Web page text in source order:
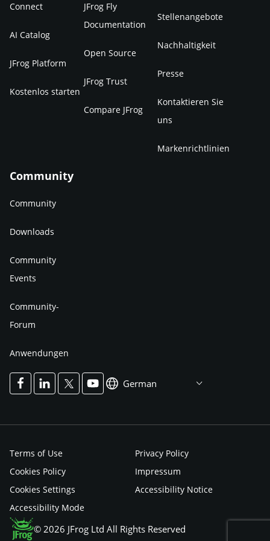
Connect
AI Catalog
JFrog Platform
Kostenlos starten
JFrog Fly
Documentation
Open Source
JFrog Trust
Compare JFrog
Stellenangebote
Nachhaltigkeit
Presse
Kontaktieren Sie
uns
Markenrichtlinien
Community
Community
Downloads
Community
Events
Community-
Forum
Anwendungen
German
© 2026 JFrog Ltd All Rights Reserved
Terms of Use
Privacy Policy
Cookies Policy
Impressum
Cookies Settings
Accessibility Notice
Accessibility Mode